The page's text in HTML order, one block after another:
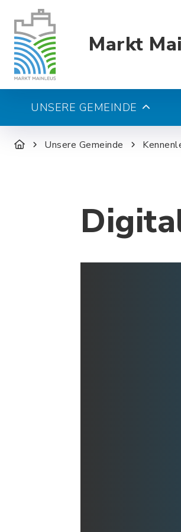
Markt
UNSERE GEMEINDE
Unsere Gemeinde